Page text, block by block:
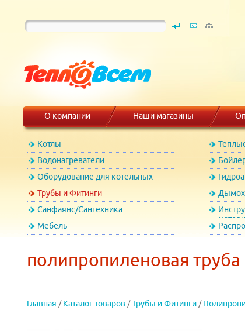
О компании Наши магазины
Котлы
Водонагреватели
Оборудование для котельных
Трубы и Фитинги
Санфаянс/Сантехника
Мебель
полипропиленовая
Главная / Каталог товаров /Трубы и Фитинги /